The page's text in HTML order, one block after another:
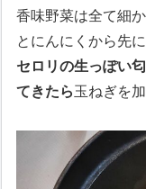
香味野菜は全て細
とにんにくから先
セロリの生っぽい
てきたら玉ねぎを